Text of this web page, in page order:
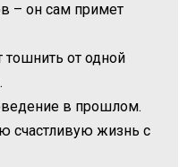
– он сам примет
тошнить от одной
в прошлом.
счастливую жизнь с